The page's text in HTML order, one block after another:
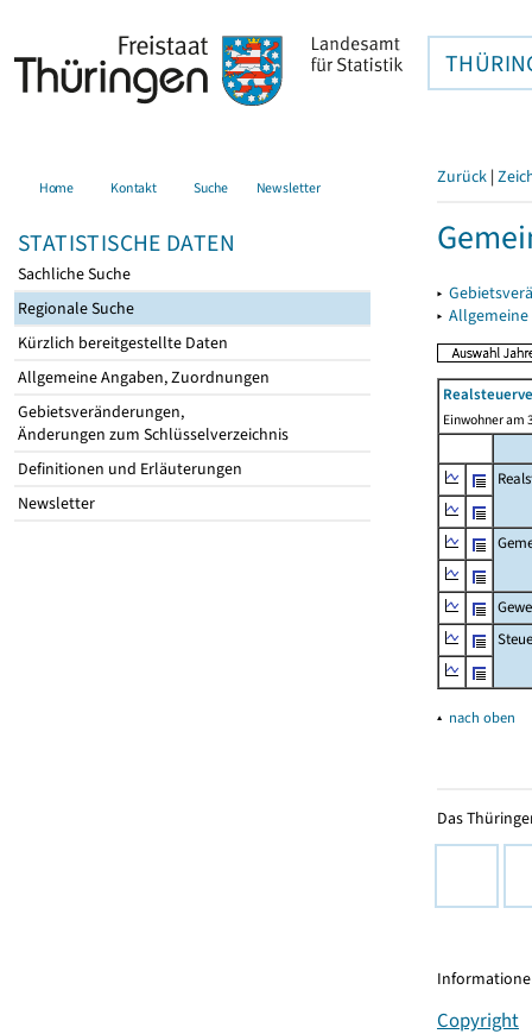
Home Kontakt Suche Newsletter
STATISTISCHE DATEN
Sachliche Suche
Regionale Suche
Kürzlich bereitgestellte Daten
Allgemeine Angaben, Zuordnungen
Gebietsveränderungen,
Änderungen zum Schlüsselverzeichnis
Definitionen und Erläuterungen
Newsletter
Zurück |
▸
▸
Einwohner am
▴ nach oben
Das
Copyright